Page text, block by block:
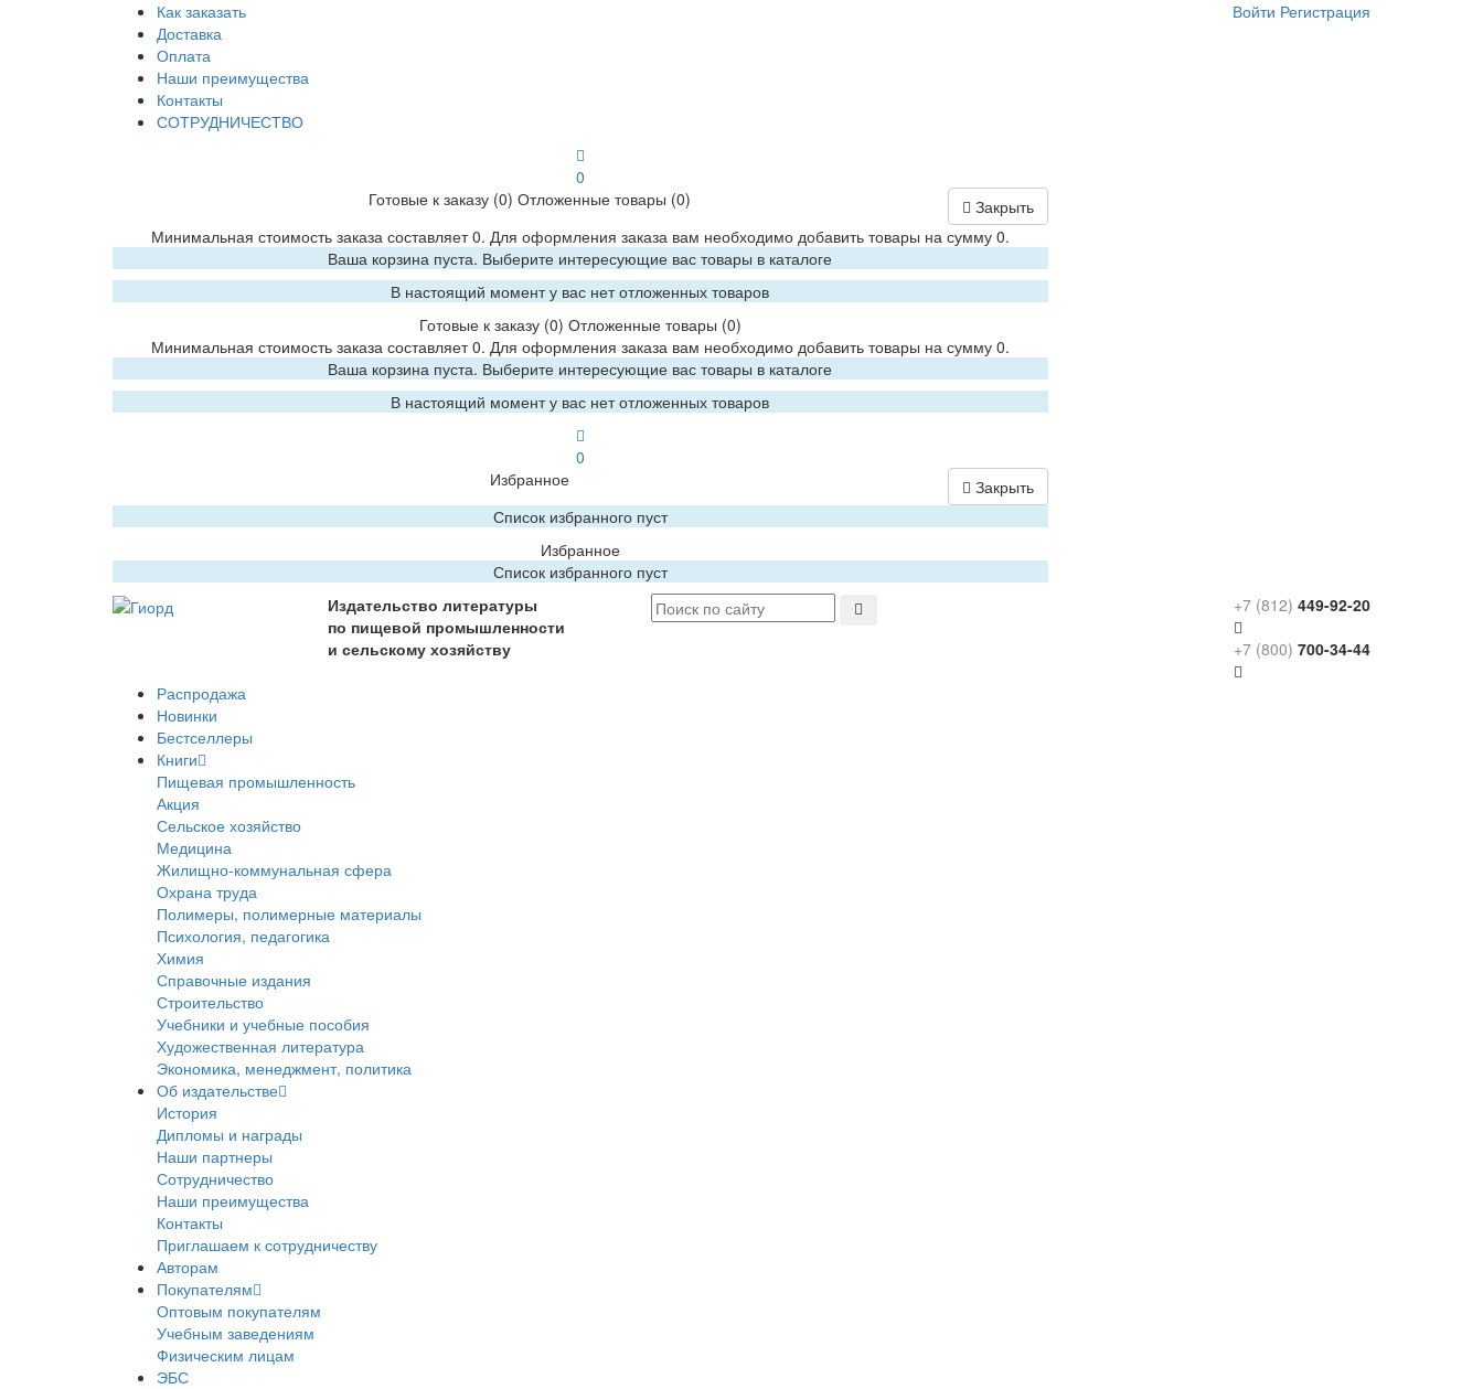
Как заказать
Доставка
Оплата
Наши преимущества
Контакты
СОТРУДНИЧЕСТВО
0
Готовые к заказу (0) Отложенные товары (0)
Закрыть
Минимальная стоимость заказа составляет 0. Для оформления заказа вам необходимо добавить товары на сумму 0.
Ваша корзина пуста. Выберите интересующие вас товары в каталоге
В настоящий момент у вас нет отложенных товаров
Готовые к заказу(0) Отложенные товары (0)
Минимальная стоимость заказа составляет 0. Для оформления заказа вам необходимо добавить товары на сумму 0.
Ваша корзина пуста. Выберите интересующие вас товары в каталоге
В настоящий момент у вас нет отложенных товаров
0
Избранное
Закрыть
Список избранного пуст
Избранное
Список избранного пуст
Войти Регистрация
Издательство литературы
по пищевой промышленности
и сельскому хозяйству
+7 (812) 449-92-20
+7 (800) 700-34-44
Распродажа
Новинки
Бестселлеры
Книги
Пищевая промышленность
Акция
Сельское хозяйство
Медицина
Жилищно-коммунальная сфера
Охрана труда
Полимеры, полимерные материалы
Психология, педагогика
Химия
Справочные издания
Строительство
Учебники и учебные пособия
Художественная литература
Экономика, менеджмент, политика
Об издательстве
История
Дипломы и награды
Наши партнеры
Сотрудничество
Наши преимущества
Контакты
Приглашаем к сотрудничеству
Авторам
Покупателям
Оптовым покупателям
Учебным заведениям
Физическим лицам
ЭБС